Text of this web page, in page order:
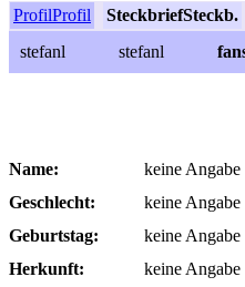
ProfilProfil SteckbriefSteckb.
stefanl
stefanl
Name:
keine Angabe
Geschlecht:
keine Angabe
Geburtstag:
keine Angabe
Herkunft:
keine Angabe